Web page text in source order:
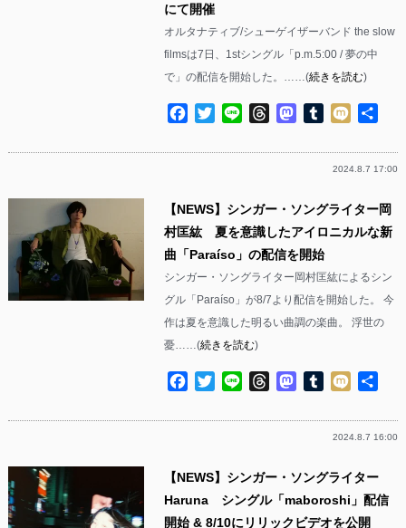
にて開催
オルタナティブ/シューゲイザーバンド the slow
filmsは7日、1stシングル「p.m.5:00 / 夢の中
で」の配信を開始した。……(続きを読む)
Facebook
TwitterLine ThreadsMastodon
Tumblr
Mixi
2024.8.7 17:00
【NEWS】シンガー・ソングライター岡
村匡紘 夏を意識したアイロニカルな新
曲「Paraíso」の配信を開始
シンガー・ソングライター岡村匡紘によるシン
グル「Paraíso」が8/7より配信を開始した。 今
作は夏を意識した明るい曲調の楽曲。 浮世の
憂……(続きを読む)
Facebook
TwitterLine ThreadsMastodon
Tumblr
Mixi
2024.8.7 16:00
【NEWS】シンガー・ソングライター
Haruna シングル「maboroshi」配信
開始 & 8/10にリリックビデオを公開